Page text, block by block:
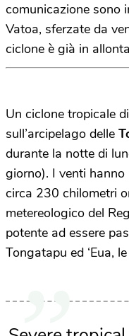
comunicazione sono
Vatoa, sferzate da
ciclone è già in
Un ciclone tropicale di
sull’arcipelago delle
durante la notte di
giorno). I venti
circa 230 chilometri
metereologico del
potente ad essere
Tongatapu ed ‘Eua,